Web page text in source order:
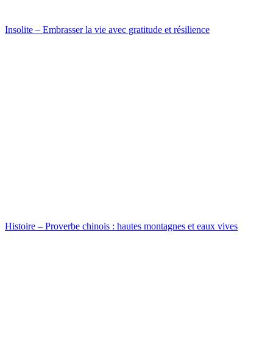
Insolite – Embrasser la vie avec gratitude et résilience
Histoire – Proverbe chinois : hautes montagnes et eaux vives